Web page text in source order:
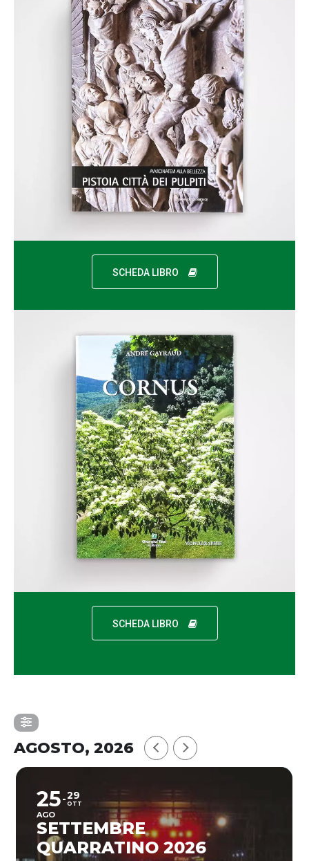
SCHEDA LIBRO
SCHEDA LIBRO
AGOSTO, 2026
25
AGO
29
OTT
SETTEMBRE
QUARRATINO 2026